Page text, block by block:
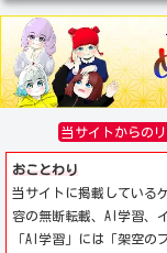
当サイトからの
おことわり
当サイトに掲載している
容の無断転載、AI学習、
「AI学習」には「架空の